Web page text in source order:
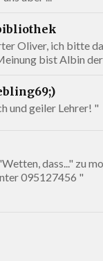
Oliver, ich bitte
bist Albin der
und geiler Lehrer! "
dass..." zu
095127456 "